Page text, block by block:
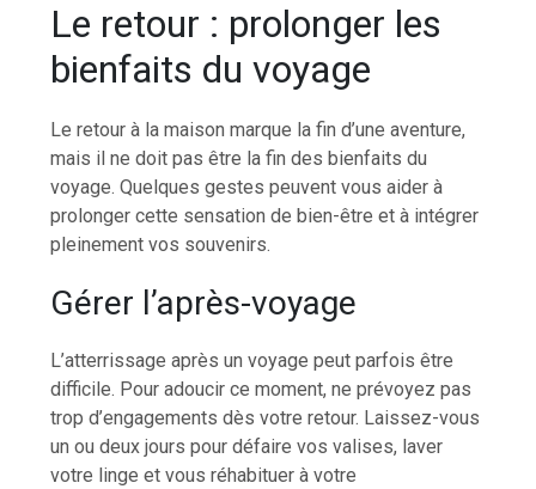
Le retour : prolonger les
bienfaits du voyage
Le retour à la maison marque la fin d’une aventure,
mais il ne doit pas être la fin des bienfaits du
voyage. Quelques gestes peuvent vous aider à
prolonger cette sensation de bien-être et à intégrer
pleinement vos souvenirs.
Gérer l’après-voyage
L’atterrissage après un voyage peut parfois être
difficile. Pour adoucir ce moment, ne prévoyez pas
trop d’engagements dès votre retour. Laissez-vous
un ou deux jours pour défaire vos valises, laver
votre linge et vous réhabituer à votre